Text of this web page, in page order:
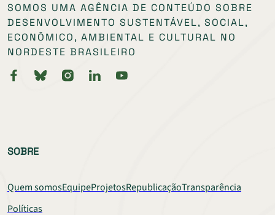
SOMOS UMA AGÊNCIA DE CONTEÚDO SOBRE
DESENVOLVIMENTO SUSTENTÁVEL, SOCIAL,
ECONÔMICO, AMBIENTAL E CULTURAL NO
NORDESTE BRASILEIRO
SOBRE
Quem somosEquipeProjetosRepublicaçãoTransparência
Políticas